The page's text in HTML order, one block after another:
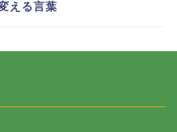
変える言葉